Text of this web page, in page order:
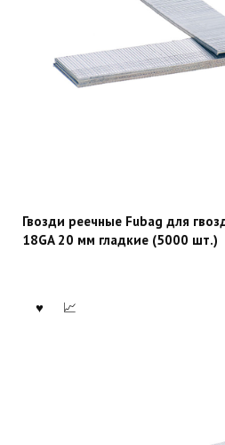
Гвозди реечные Fubag для
18GA 20 мм гладкие (5000 шт.)